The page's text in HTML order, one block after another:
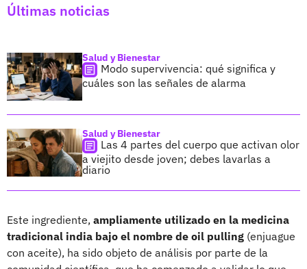
Últimas noticias
Salud y Bienestar
Modo supervivencia: qué significa y
cuáles son las señales de alarma
Salud y Bienestar
Las 4 partes del cuerpo que activan olor
a viejito desde joven; debes lavarlas a
diario
Este ingrediente, ampliamente utilizado en la medicina
tradicional india bajo el nombre de oil pulling (enjuague
con aceite), ha sido objeto de análisis por parte de la